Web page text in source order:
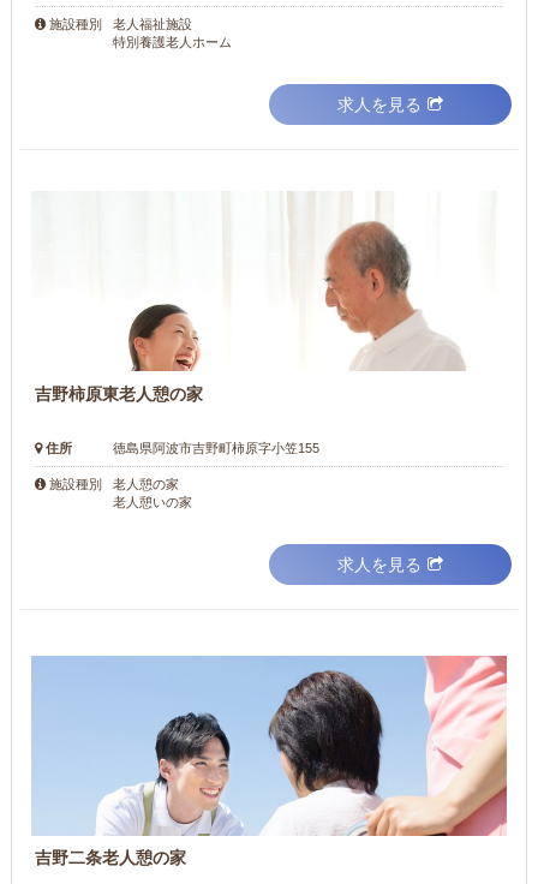
施設種別
老人福祉施設
特別養護老人ホーム
求人を見る
吉野柿原東老人憩の家
住所 徳島県阿波市吉野町柿原字小笠155
施設種別
老人憩の家
老人憩いの家
求人を見る
吉野二条老人憩の家